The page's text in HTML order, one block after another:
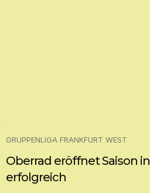
GRUPPENLIGA FRANKFURT WEST
Oberrad eröffnet Saison
erfolgreich